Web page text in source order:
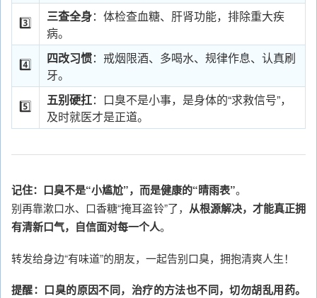
3️⃣
三查全身：体检查血糖、肝肾功能，排除重大疾
病。
4️⃣
四改习惯：戒烟限酒、多喝水、规律作息、认真刷
牙。
5️⃣
五别硬扛：口臭不是小事，是身体的“求救信号”，
及时就医才是正道。
记住：口臭不是“小尴尬”，而是健康的“晴雨表”。
别再靠漱口水、口香糖“掩耳盗铃”了， 从根源解决，才能真正拥
有清新口气，自信面对每一个人。
转发给身边“有味道”的朋友，一起告别口臭，拥抱清爽人生！
提醒：口臭的原因不同，治疗的方法也不同，切勿胡乱用药。